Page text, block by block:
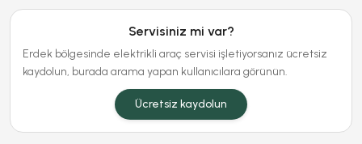
Servisiniz mi var?
Erdek bölgesinde elektrikli araç servisi işletiyorsanız ücretsiz
kaydolun, burada arama yapan kullanıcılara görünün.
Ücretsiz kaydolun